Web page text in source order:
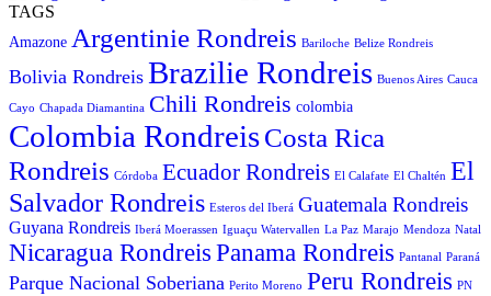
TAGS
Amazone Argentinie Rondreis Bariloche Belize Rondreis
Bolivia Rondreis Brazilie Rondreis Buenos Aires Cauca
Cayo Chapada Diamantina Chili Rondreis colombia
Colombia RondreisCosta Rica
Rondreis Córdoba Ecuador Rondreis El Calafate El Chaltén El
Salvador Rondreis Esteros del Iberá Guatemala Rondreis
Guyana Rondreis Iberá Moerassen Iguaçu Watervallen La Paz Marajo Mendoza Natal
Nicaragua Rondreis Panama Rondreis Pantanal Paraná
Parque Nacional Soberiana Perito Moreno Peru Rondreis PN